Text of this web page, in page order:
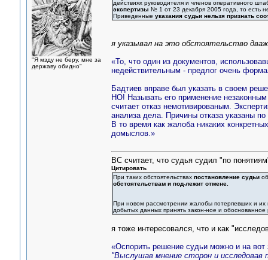
"Я мзду не беру, мне за
державу обидно"
действиях руководителя и членов оперативного
экспертизы № 1 от 23 декабря 2005 года, то есть
Приведенные указания судьи нельзя признать
я указывал на это обстоятельство
«То, что один из документов,
недействительным - предлог очень
Бадтиев вправе был указать в своем
НО! Называть его применение
считает отказ немотивированым.
анализа дела. Причины отказа указаны по
В то время как жалоба никаких
домыслов.»
ВС считает, что судья судил "по
Цитировать
При таких обстоятельствах постановление судьиоб
обстоятельствам и под-лежит отмене.
При новом рассмотрении жалобы потерпевших и их
добытых данных принять закон-ное и
я тоже интересовался, что и как
«Оспорить решение судьи можно и на вот
"Выслушав мнение сторон и